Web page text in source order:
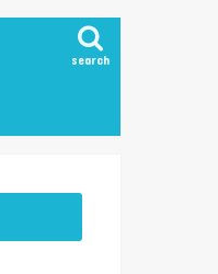
search